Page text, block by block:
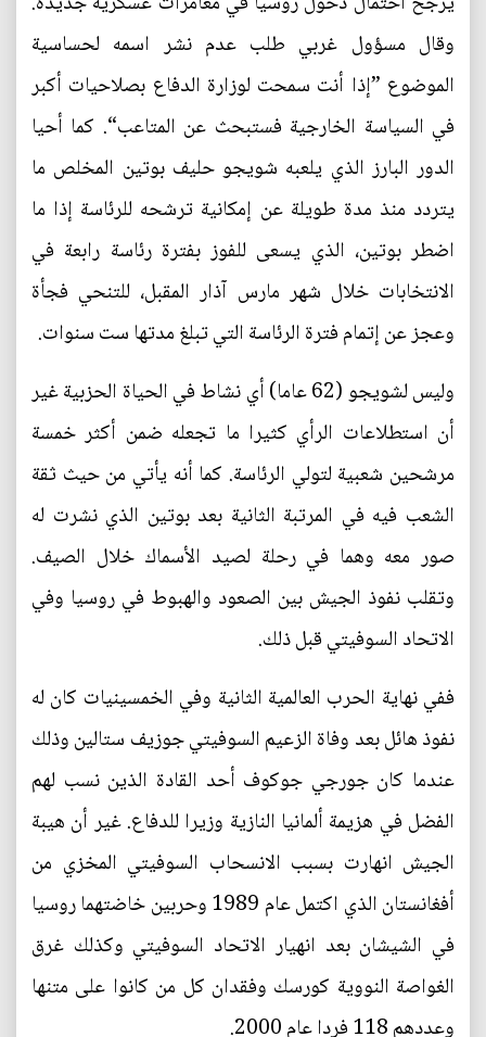
وقال مسؤول غربي طلب عدم نشر اسمه لحساسية
الموضوع ”إذا أنت سمحت لوزارة الدفاع بصلاحيات أكبر
في السياسة الخارجية فستبحث عن المتاعب“. كما أحيا
الدور البارز الذي يلعبه شويجو حليف بوتين المخلص ما
يتردد منذ مدة طويلة عن إمكانية ترشحه للرئاسة إذا ما
اضطر بوتين، الذي يسعى للفوز بفترة رئاسة رابعة في
الانتخابات خلال شهر مارس آذار المقبل، للتنحي فجأة
وعجز عن إتمام فترة الرئاسة التي تبلغ مدتها ست سنوات.
وليس لشويجو (62 عاما) أي نشاط في الحياة الحزبية غير
أن استطلاعات الرأي كثيرا ما تجعله ضمن أكثر خمسة
مرشحين شعبية لتولي الرئاسة. كما أنه يأتي من حيث ثقة
الشعب فيه في المرتبة الثانية بعد بوتين الذي نشرت له
صور معه وهما في رحلة لصيد الأسماك خلال الصيف.
وتقلب نفوذ الجيش بين الصعود والهبوط في روسيا وفي
الاتحاد السوفيتي قبل ذلك.
ففي نهاية الحرب العالمية الثانية وفي الخمسينيات كان له
نفوذ هائل بعد وفاة الزعيم السوفيتي جوزيف ستالين وذلك
عندما كان جورجي جوكوف أحد القادة الذين نسب لهم
الفضل في هزيمة ألمانيا النازية وزيرا للدفاع. غير أن هيبة
الجيش انهارت بسبب الانسحاب السوفيتي المخزي من
أفغانستان الذي اكتمل عام 1989 وحربين خاضتهما روسيا
في الشيشان بعد انهيار الاتحاد السوفيتي وكذلك غرق
الغواصة النووية كورسك وفقدان كل من كانوا على متنها
وعددهم 118 فردا عام 2000.